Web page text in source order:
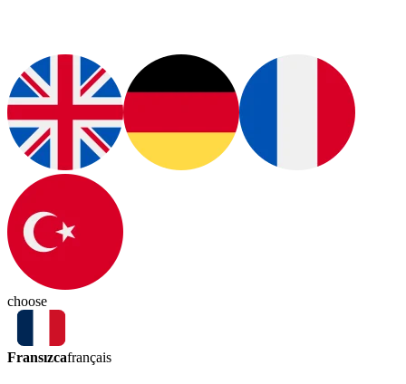
choose
Fransızcafrançais